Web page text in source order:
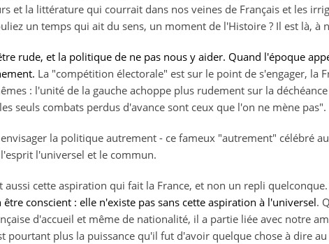
et la littérature qui courrait dans nos veines de Français et les
un temps qui ait du sens, un moment de l'Histoire ? Il est là, à
rude, et la politique de ne pas nous y aider. Quand l'époque
La "compétition électorale" est sur le point de s'engager, la
: l'unité de la gauche achoppe plus rudement sur la
seuls combats perdus d'avance sont ceux que l'on ne mène pas".
la politique autrement - ce fameux "autrement" célébré
l'universel et le commun.
aussi cette aspiration qui fait la France, et non un repli quelconque.
conscient : elle n'existe pas sans cette aspiration à l'universel.
d'accueil et même de nationalité, il a partie liée avec notre
pourtant plus la puissance qu'il fut d'avoir quelque chose à dire